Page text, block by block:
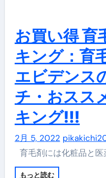
お買い得 育
キング：育
エビデンス
チ・おスス
キング!!!
2月 5, 2022
育毛剤には化粧品と
もっと読む